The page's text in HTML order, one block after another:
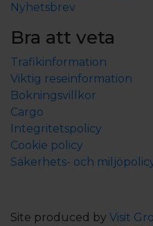
Nyhetsbrev
Bra att veta
Trafikinformation
Viktig reseinformation
Bokningsvillkor
Cargo
Integritetspolicy
Cookie policy
Säkerhets- och
Site produced by Visit